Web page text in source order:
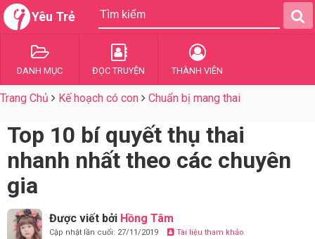
Yêu Trẻ
DANH MỤC ĐỌC TRUYỆN THÀNH VIÊN
Trang Chủ Kế hoạch có con Chuẩn bị mang thai
Top 10 bí quyết thụ thai
nhanh nhất theo các chuyên
gia
Được viết bởi Hồng Tâm
Cập nhật lần cuối: 27/11/2019 Tài liệu tham khảo